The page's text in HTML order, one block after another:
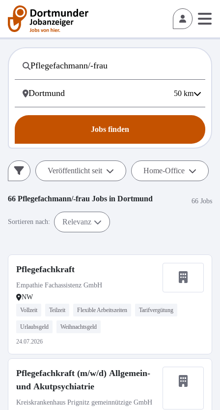
50 km
Jobs finden
Veröffentlicht seit Home-Office
66 Pflegefachmann/-frau Jobs in Dortmund 66 Jobs
Sortieren nach: Relevanz
Pflegefachkraft
Empathie Fachassistenz GmbH
NW
Vollzeit Teilzeit Flexible Arbeitszeiten Tarifvergütung
Urlaubsgeld Weihnachtsgeld
24.07.2026
Pflegefachkraft (m/w/d) Allgemein-
und Akutpsychiatrie
Kreiskrankenhaus Prignitz gemeinnützige GmbH